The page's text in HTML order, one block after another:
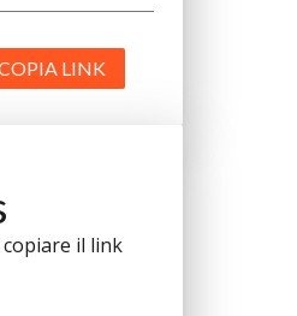
LINK
il link